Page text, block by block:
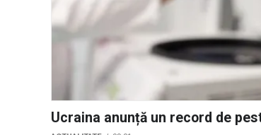
Ucraina anunță un record de